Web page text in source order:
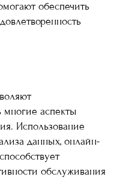
обеспечить
многие аспекты
Использование
данных, онлайн-
обслуживания